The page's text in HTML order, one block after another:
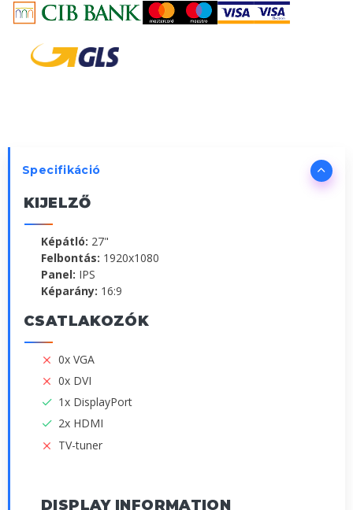
Specifikáció
KIJELZŐ
Képátló: 27"
Felbontás: 1920x1080
Panel: IPS
Képarány: 16:9
CSATLAKOZÓK
0x VGA
0x DVI
1x DisplayPort
2x HDMI
TV-tuner
DISPLAY INFORMATION